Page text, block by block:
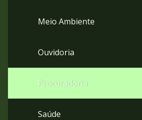
Meio Ambiente
Ouvidoria
Procuradoria
Saúde